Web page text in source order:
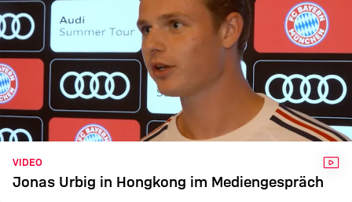
VIDEO
Jonas Urbig in Hongkong im Mediengespräch